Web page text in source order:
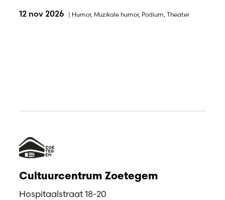
12 nov 2026 | Humor, Muzikale humor, Podium Theater
Cultuurcentrum Zoetegem
Hospitaalstraat 18-20